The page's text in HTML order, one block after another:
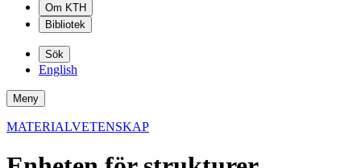
Om KTH
Bibliotek
Sök
English
Meny
MATERIALVETENSKAP